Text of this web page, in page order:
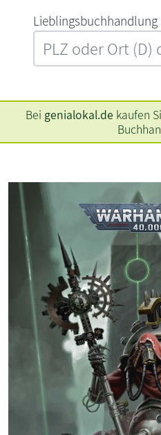
L‍i‍e‍b‍l‍i‍n‍g‍s‍b‍u‍c‍h‍h‍a‍n‍d‍l‍u‍n‍g‍
Bei genialokal.de kaufen